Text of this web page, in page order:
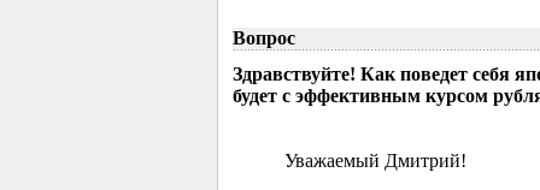
Вопрос
Здравствуйте! Как поведет себя
будет с эффективным курсом
Уважаемый Дмитрий!